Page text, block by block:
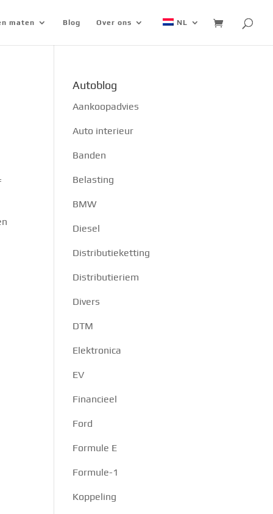
maten Blog Over ons NL
Autoblog
Aankoopadvies
Auto interieur
Banden
Belasting
BMW
Diesel
Distributieketting
Distributieriem
Divers
DTM
Elektronica
EV
Financieel
Ford
Formule E
Formule-1
Koppeling